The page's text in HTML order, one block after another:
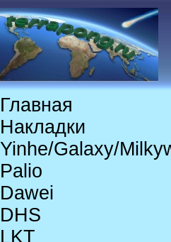
Главная
Накладки
Yinhe/Galaxy/
Palio
Dawei
DHS
LKT